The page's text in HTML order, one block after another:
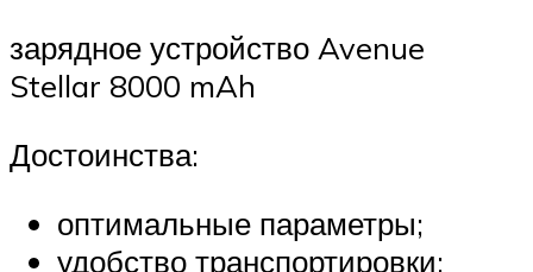
зарядное устройство Avenue
Stellar 8000 mAh
Достоинства:
оптимальные параметры;
удобство транспортировки;